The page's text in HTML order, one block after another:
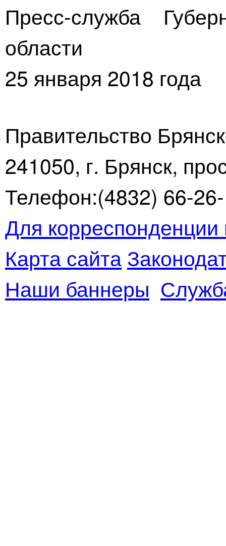
Пресс-служба
области
25 января 2018 года
Правительство
241050, г. Брянск,
Телефон:(4832) 66-
Для
Карта сайта
Наши баннеры